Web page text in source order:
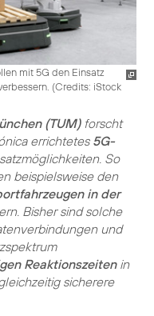
mit 5G den Einsatz
(Credits: iStock
(TUM)forscht
errichtetes 5G-
So
beispielsweise den
in der
Bisher sind solche
und
Reaktionszeitenin
sicherere